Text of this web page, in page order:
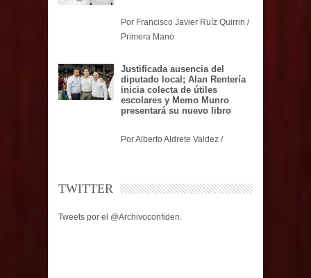
Por Francisco Javier Ruíz Quirrin /
Primera Mano
Justificada ausencia del
diputado local; Alan Rentería
inicia colecta de útiles
escolares y Memo Munro
presentará su nuevo libro
Por Alberto Aldrete Valdez /
TWITTER
Tweets por el @Archivoconfiden.